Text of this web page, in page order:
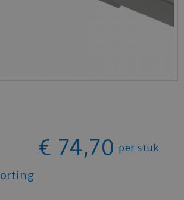
€ 74,70 per stuk